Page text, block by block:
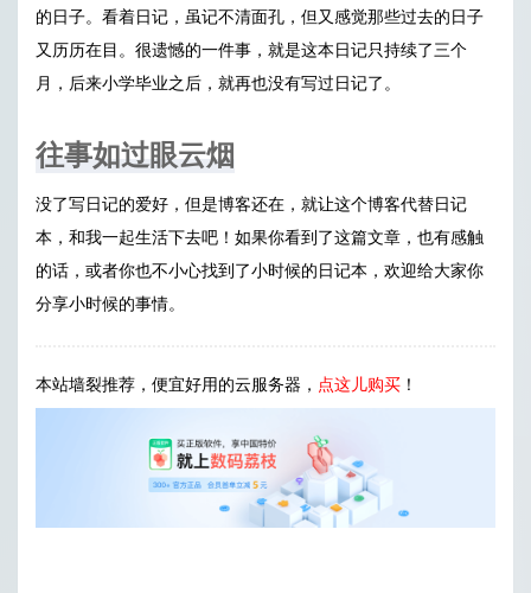
的日子。看着日记，虽记不清面孔，但又感觉那些过去的日子
又历历在目。很遗憾的一件事，就是这本日记只持续了三个
月，后来小学毕业之后，就再也没有写过日记了。
往事如过眼云烟
没了写日记的爱好，但是博客还在，就让这个博客代替日记
本，和我一起生活下去吧！如果你看到了这篇文章，也有感触
的话，或者你也不小心找到了小时候的日记本，欢迎给大家你
分享小时候的事情。
本站墙裂推荐，便宜好用的云服务器， 点这儿购买 ！